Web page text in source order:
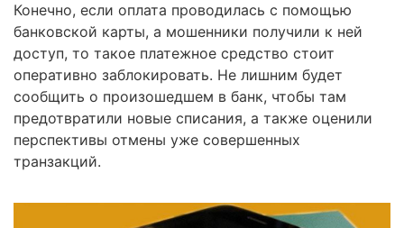
Конечно, если оплата проводилась с помощью
банковской карты, а мошенники получили к ней
доступ, то такое платежное средство стоит
оперативно заблокировать. Не лишним будет
сообщить о произошедшем в банк, чтобы там
предотвратили новые списания, а также оценили
перспективы отмены уже совершенных
транзакций.